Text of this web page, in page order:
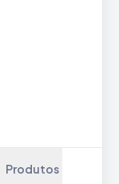
Produtos